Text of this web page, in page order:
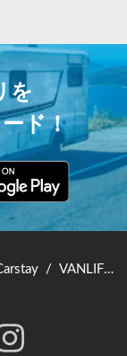
を
ド！
/ VANLIFE JAPAN TOP